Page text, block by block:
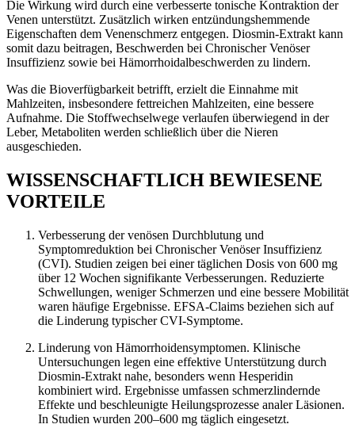
Die Wirkung wird durch eine verbesserte tonische Kontraktion der
Venen unterstützt. Zusätzlich wirken entzündungshemmende
Eigenschaften dem Venenschmerz entgegen. Diosmin-Extrakt kann
somit dazu beitragen, Beschwerden bei Chronischer Venöser
Insuffizienz sowie bei Hämorrhoidalbeschwerden zu lindern.
Was die Bioverfügbarkeit betrifft, erzielt die Einnahme mit
Mahlzeiten, insbesondere fettreichen Mahlzeiten, eine bessere
Aufnahme. Die Stoffwechselwege verlaufen überwiegend in der
Leber, Metaboliten werden schließlich über die Nieren
ausgeschieden.
WISSENSCHAFTLICH BEWIESENE
VORTEILE
Verbesserung der venösen Durchblutung und
Symptomreduktion bei Chronischer Venöser Insuffizienz
(CVI). Studien zeigen bei einer täglichen Dosis von 600 mg
über 12 Wochen signifikante Verbesserungen. Reduzierte
Schwellungen, weniger Schmerzen und eine bessere Mobilität
waren häufige Ergebnisse. EFSA-Claims beziehen sich auf
die Linderung typischer CVI-Symptome.
Linderung von Hämorrhoidensymptomen. Klinische
Untersuchungen legen eine effektive Unterstützung durch
Diosmin-Extrakt nahe, besonders wenn Hesperidin
kombiniert wird. Ergebnisse umfassen schmerzlindernde
Effekte und beschleunigte Heilungsprozesse analer Läsionen.
In Studien wurden 200–600 mg täglich eingesetzt.